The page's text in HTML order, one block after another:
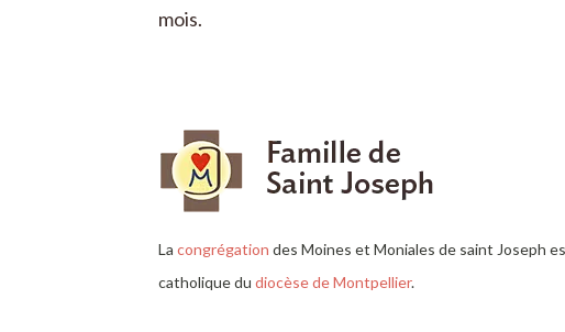
mois.
La congrégation des Moines et Moniales de saint Joseph
catholique du diocèse de Montpellier.